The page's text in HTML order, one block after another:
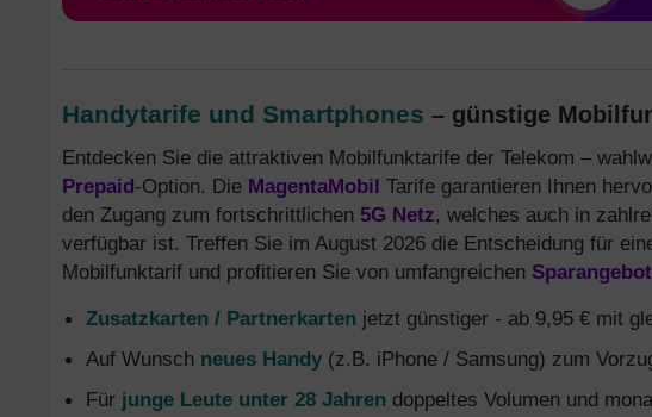
Handytarife und Smartphones – günstige
Entdecken Sie die attraktiven Mobilfunktarife der Telekom –
Prepaid-Option. Die MagentaMobil Tarife garantieren Ihnen
den Zugang zum fortschrittlichen 5G Netz, welches auch in
verfügbar ist. Treffen Sie im August 2026 die Entscheidung für
Mobilfunktarif und profitieren Sie von umfangreichen
Zusatzkarten / Partnerkarten jetzt günstiger - ab 9,95 € mit
Auf Wunsch neues Handy (z.B. iPhone / Samsung) zum
Für junge Leute unter 28 Jahren doppeltes Volumen und